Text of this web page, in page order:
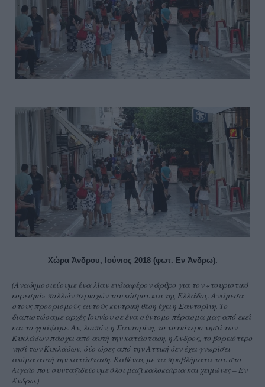
Χώρα Άνδρου, Ιούνιος 2018 (φωτ. Εν Άνδρω).
(Αναδημοσιεύουμε ένα λίαν ενδιαφέρον άρθρο για τον «τουριστικό
κορεσμό» πολλών περιοχών του κόσμου και της Ελλάδος. Ανάμεσα
στους προορισμούς αυτούς κεντρική θέση έχει η Σαντορίνη. Το
διαπιστώσαμε αρχές Ιουνίου σε ένα σύντομο πέρασμα μας από εκεί
και το γράψαμε. Αν, λοιπόν, η Σαντορίνη, το νοτιότερο νησιί των
Κυκλάδων πάσχει από αυτή την κατάσταση, η Άνδρος, το βορειότερο
νησί των Κυκλάδων, δύο ώρες από την Αττική δεν έχει γνωρίσει
ακόμα αυτή την κατάσταση. Καθένας με τα προβλήματα του στο
Αιγαίο που συνταξιδεύουμε όλοι μαζί καλοκαίρια και χειμώνες – Εν
Άνδρω.)